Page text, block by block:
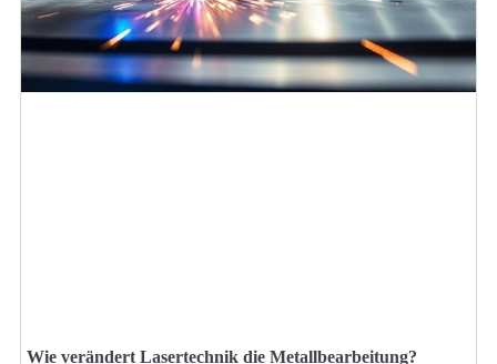
Wie verändert Lasertechnik die Metallbearbeitung?